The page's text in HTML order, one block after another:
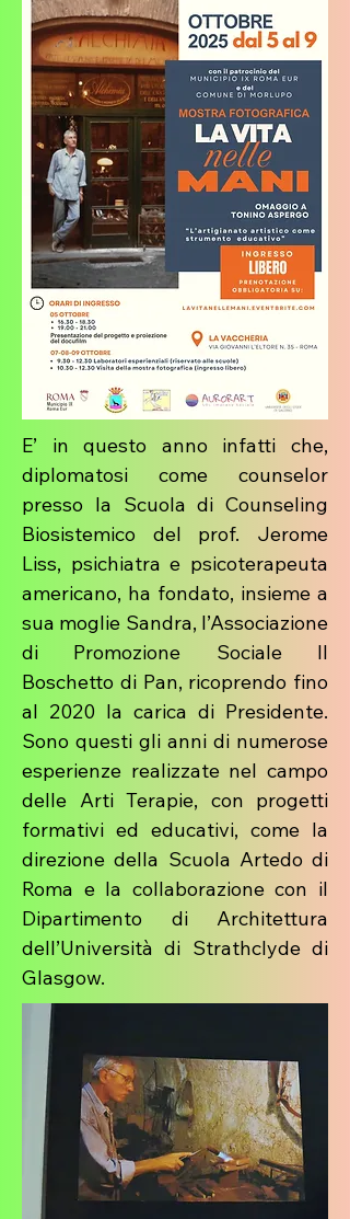
E’ in questo anno infatti che,
diplomatosi come counselor
presso la Scuola di Counseling
Biosistemico del prof. Jerome
Liss, psichiatra e psicoterapeuta
americano, ha fondato, insieme a
sua moglie Sandra, l’Associazione
di Promozione Sociale Il
Boschetto di Pan, ricoprendo fino
al 2020 la carica di Presidente.
Sono questi gli anni di numerose
esperienze realizzate nel campo
delle Arti Terapie, con progetti
formativi ed educativi, come la
direzione della Scuola Artedo di
Roma e la collaborazione con il
Dipartimento di Architettura
dell’Università di Strathclyde di
Glasgow.